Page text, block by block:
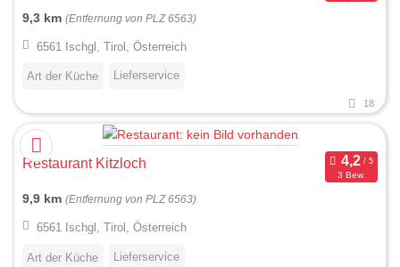
9,3 km (Entfernung von PLZ 6563)
6561 Ischgl, Tirol, Österreich
Art der Küche Lieferservice
18
Restaurant Kitzloch
3 Bew.
9,9 km (Entfernung von PLZ 6563)
6561 Ischgl, Tirol, Österreich
Art der Küche Lieferservice